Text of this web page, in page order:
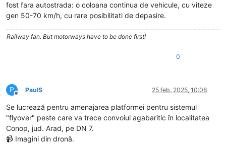
fost fara autostrada: o coloana continua de vehicule, cu viteze
gen 50-70 km/h, cu rare posibilitati de depasire.
Railway fan. But motorways have to be done first!
0
P
Deconectat
PaulS 25 feb. 2025, 10:08
Se lucrează pentru amenajarea platformei pentru sistemul
"flyover" peste care va trece convoiul agabaritic în localitatea
Conop, jud. Arad, pe DN 7.
📹 Imagini din dronă.